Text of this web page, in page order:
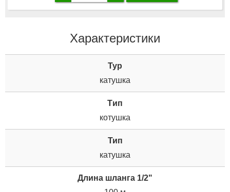
Характеристики
Typ
катушка
Tип
котушка
Тип
катушка
Длина шланга 1/2"